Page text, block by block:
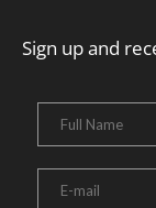
Sign up and